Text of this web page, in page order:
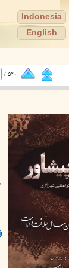
Indonesia
English
520 /